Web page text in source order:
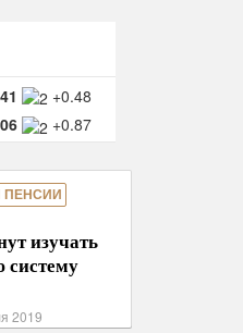
+0.48
+0.87
изучать
систему
2019